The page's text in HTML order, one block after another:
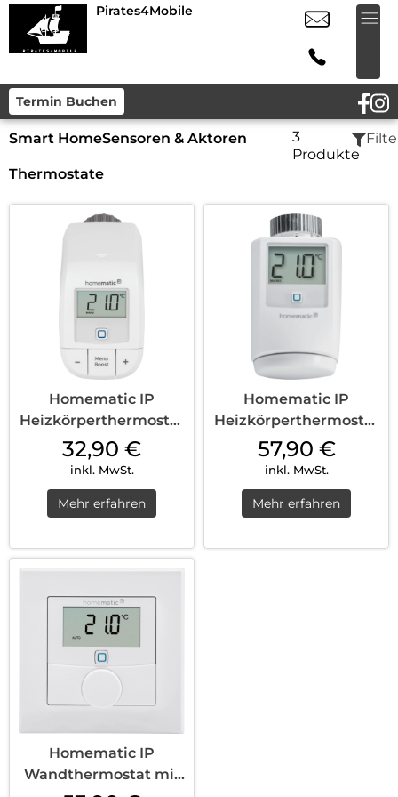
Pirates4Mobile
Termin Buchen
Smart HomeSensoren & Aktoren
Thermostate
3
Produkte
Homematic IP
Heizkörperthermostat
Basic Weiß
32,90 €
inkl. MwSt.
Mehr erfahren
Homematic IP
Heizkörperthermostat
Weiß
57,90 €
inkl. MwSt.
Mehr erfahren
Homematic IP
Wandthermostat mit